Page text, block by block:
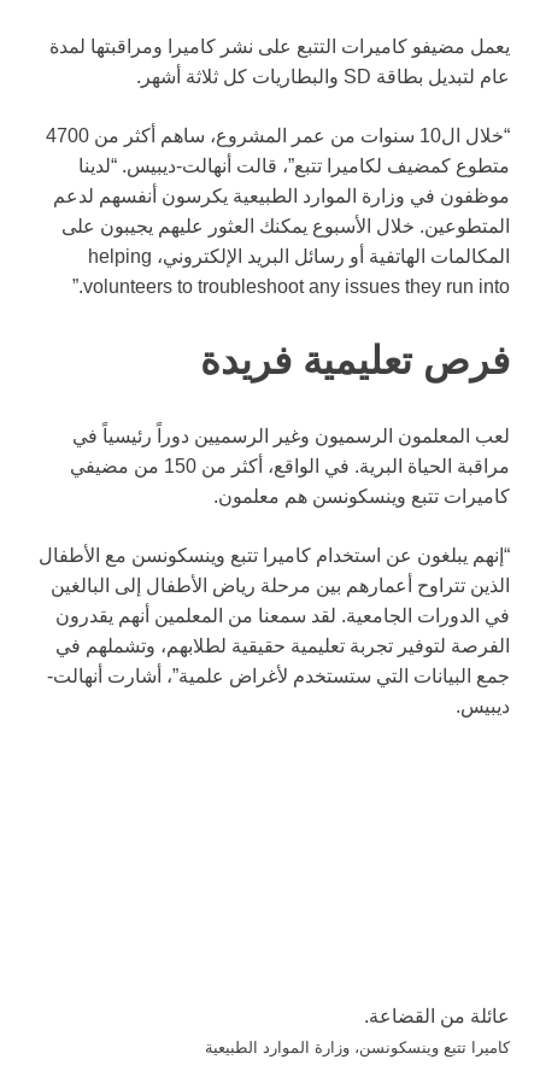
يعمل مضيفو كاميرات التتبع على نشر كاميرا ومراقبتها لمدة
عام لتبديل بطاقة SD والبطاريات كل ثلاثة أشهر.
“خلال ال10 سنوات من عمر المشروع، ساهم أكثر من 4700
متطوع كمضيف لكاميرا تتبع”، قالت أنهالت-ديبيس. “لدينا
موظفون في وزارة الموارد الطبيعية يكرسون أنفسهم لدعم
المتطوعين. خلال الأسبوع يمكنك العثور عليهم يجيبون على
المكالمات الهاتفية أو رسائل البريد الإلكتروني، helping
volunteers to troubleshoot any issues they run into.”
فرص تعليمية فريدة
لعب المعلمون الرسميون وغير الرسميين دوراً رئيسياً في
مراقبة الحياة البرية. في الواقع، أكثر من 150 من مضيفي
كاميرات تتبع وينسكونسن هم معلمون.
“إنهم يبلغون عن استخدام كاميرا تتبع وينسكونسن مع الأطفال
الذين تتراوح أعمارهم بين مرحلة رياض الأطفال إلى البالغين
في الدورات الجامعية. لقد سمعنا من المعلمين أنهم يقدرون
الفرصة لتوفير تجربة تعليمية حقيقية لطلابهم، وتشملهم في
جمع البيانات التي ستستخدم لأغراض علمية”، أشارت أنهالت-
ديبيس.
عائلة من القضاعة.
كاميرا تتبع وينسكونسن، وزارة الموارد الطبيعية